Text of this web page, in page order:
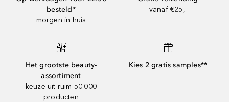
besteld*
morgen in huis
vanaf €25,-
Het grootste beauty-
assortiment
keuze uit ruim 50.000
producten
Kies 2 gratis samples**